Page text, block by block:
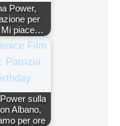
Power,
per
Mi piace…
sulla
Albano,
per ore